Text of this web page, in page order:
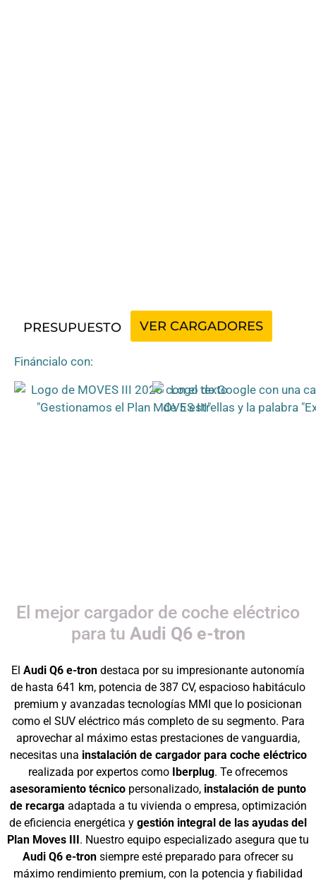
PRESUPUESTO VER CARGADORES
Fináncialo con:
El mejor cargador de coche eléctrico
para tu Audi Q6 e-tron
El Audi Q6 e-tron destaca por su impresionante autonomía
de hasta 641 km, potencia de 387 CV, espacioso habitáculo
premium y avanzadas tecnologías MMI que lo posicionan
como el SUV eléctrico más completo de su segmento. Para
aprovechar al máximo estas prestaciones de vanguardia,
necesitas una instalación de cargador para coche eléctrico
realizada por expertos como Iberplug. Te ofrecemos
asesoramiento técnico personalizado, instalación de punto
de recarga adaptada a tu vivienda o empresa, optimización
de eficiencia energética y gestión integral de las ayudas del
Plan Moves III. Nuestro equipo especializado asegura que tu
Audi Q6 e-tron siempre esté preparado para ofrecer su
máximo rendimiento premium, con la potencia y fiabilidad